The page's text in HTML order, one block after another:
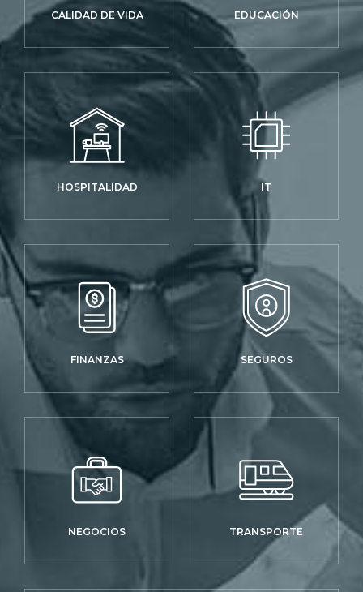
CALIDAD DE VIDA
HOSPITALIDAD
EDUCACIÓN
IT
FINANZAS
NEGOCIOS
SEGUROS
TRANSPORTE